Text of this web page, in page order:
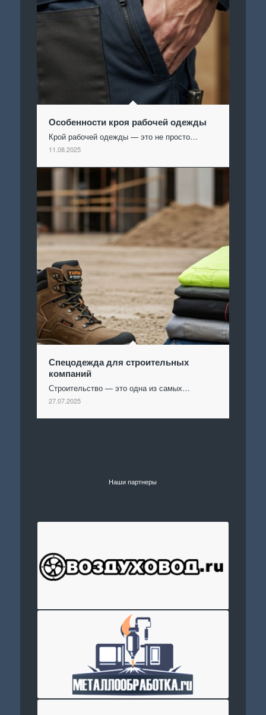
Особенности кроя рабочей одежды
Крой рабочей одежды — это не просто…
11.08.2025
Спецодежда для строительных
компаний
Строительство — это одна из самых…
27.07.2025
Наши партнеры